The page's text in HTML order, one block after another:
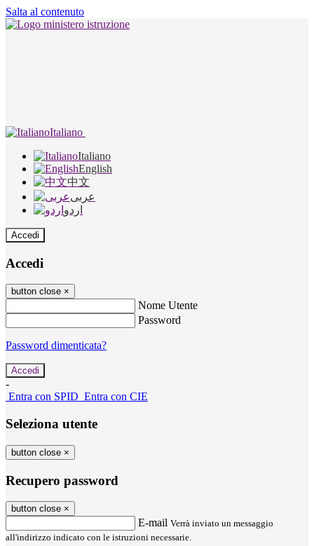
Salta al contenuto
Italiano
Italiano
English
中文
عربى
اردو
Accedi
Accedi
button close ×
Nome Utente
Password
Password dimenticata?
-
Entra con SPID Entra con CIE
Seleziona utente
button close ×
Recupero password
button close ×
E-mail Verrà inviato un messaggio
all'indirizzo indicato con le istruzioni necessarie.